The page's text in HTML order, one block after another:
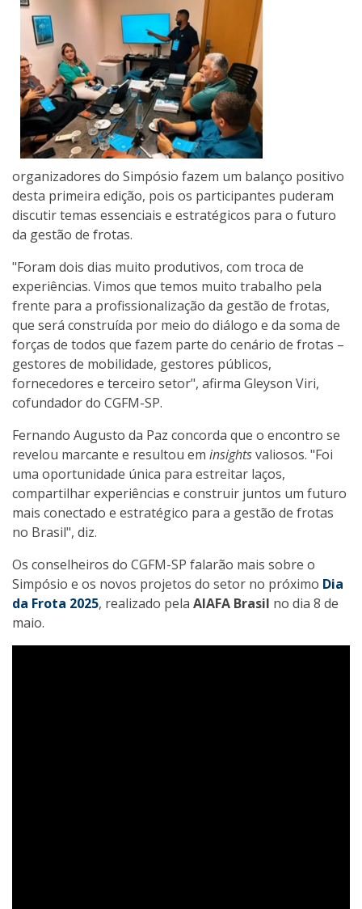
organizadores do Simpósio fazem um balanço positivo
desta primeira edição, pois os participantes puderam
discutir temas essenciais e estratégicos para o futuro
da gestão de frotas.
"Foram dois dias muito produtivos, com troca de
experiências. Vimos que temos muito trabalho pela
frente para a profissionalização da gestão de frotas,
que será construída por meio do diálogo e da soma de
forças de todos que fazem parte do cenário de frotas –
gestores de mobilidade, gestores públicos,
fornecedores e terceiro setor", afirma Gleyson Viri,
cofundador do CGFM-SP.
Fernando Augusto da Paz concorda que o encontro se
revelou marcante e resultou em insightsvaliosos. "Foi
uma oportunidade única para estreitar laços,
compartilhar experiências e construir juntos um futuro
mais conectado e estratégico para a gestão de frotas
no Brasil", diz.
Os conselheiros do CGFM-SP falarão mais sobre o
Simpósio e os novos projetos do setor no próximo Dia
da Frota 2025, realizado pela AIAFA Brasil no dia 8 de
maio.